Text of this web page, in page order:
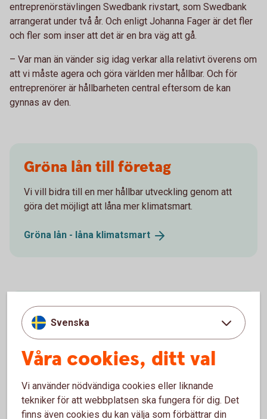
entreprenörstävlingen Swedbank rivstart, som Swedbank
arrangerat under två år. Och enligt Johanna Fager är det fler
och fler som inser att det är en bra väg att gå.
– Var man än vänder sig idag verkar alla relativt överens om
att vi måste agera och göra världen mer hållbar. Och för
entreprenörer är hållbarheten central eftersom de kan
gynnas av den.
Gröna lån till företag
Vi vill bidra till en mer hållbar utveckling genom att
göra det möjligt att låna mer klimatsmart.
Gröna lån - låna klimatsmart
Hållbarhet och vårt
hållbarhetsarbete
Vi jobbar för en hållbar utveckling genom att främja
Hållbarhet och vårthållbarhetsarbete
Svenska
Våra cookies, ditt val
Vi använder nödvändiga cookies eller liknande
tekniker för att webbplatsen ska fungera för dig. Det
finns även cookies du kan välja som förbättrar din